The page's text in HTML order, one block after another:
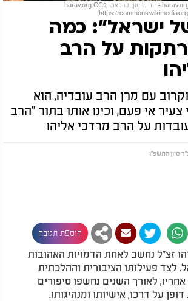
(צילום: מאת דוד בלחסן, מנהל אתר harav.org - דוד בלחסן, מנהל אתר harav.org, CC0,
https://
ישראל": כמה
על הרב
עם מרן הרב עובדיה, הוא
צעיר אי פעם, וכינו אותו בתור "הרב
על הרב מרדכי אליהו
הוספת תגובה
זצ"ל נחשב לאחת הדמויות האהובות
לצד פעילותו הציבורית וההלכתית
לאורך השנים נחשפו סיפורים
על דרכו, אישיותו ומנהיגותו.